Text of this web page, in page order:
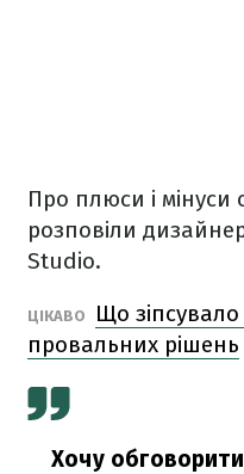
Про плюси і мінуси
розповіли
Studio.
ЦІКАВО
Що
провальних рішень
Хочу